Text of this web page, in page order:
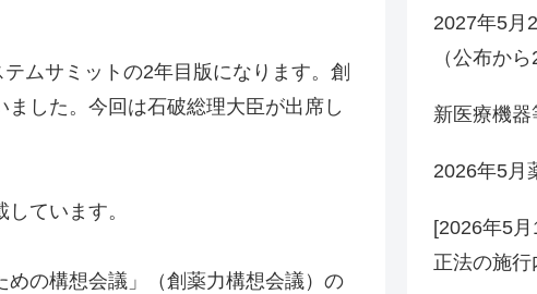
ムサミットの2年目版になります。創
した。今回は石破総理大臣が出席し
しています。
めの構想会議」（創薬力構想会議）の
2027年5月
（公布か
新医療機
2026年5月
[2026年5
正法の施